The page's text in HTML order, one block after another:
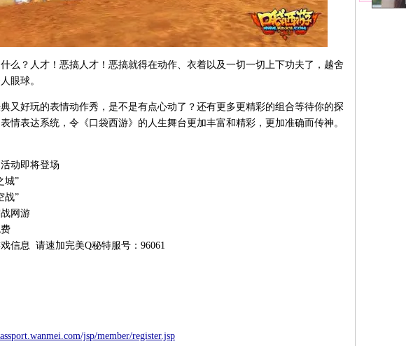
么？人才！恶搞人才！恶搞就得在动作、衣着以及一切一切上下功夫了，越舍
眼球。
又好玩的表情动作秀，是不是有点心动了？还有更多更精彩的组合等待你的探
情表达系统，令《口袋西游》的人生舞台更加丰富和精彩，更加准确而传神。
动即将登场
城”
战”
网游
信息 请速加完美Q秘特服号：96061
jsp/member/register.jsp